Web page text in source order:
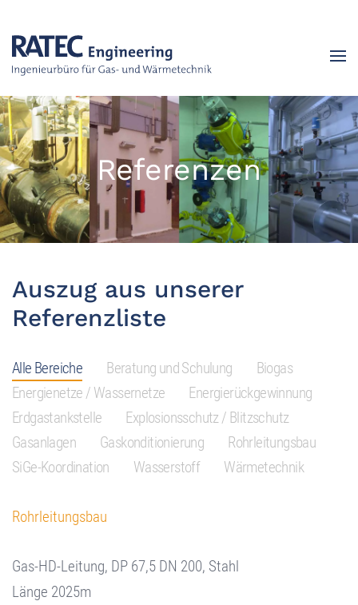
Skip to main content
Referenzen
Auszug aus unserer
Referenzliste
Alle Bereiche Beratung und Schulung
Biogas
Energienetze / Wassernetze
Energierückgewinnung
Erdgastankstelle
Explosionsschutz / Blitzschutz
Gasanlagen
Gaskonditionierung
Rohrleitungsbau
SiGe-Koordination
Wasserstoff Wärmetechnik
Rohrleitungsbau
Gas-HD-Leitung, DP 67,5 DN 200, Stahl
Länge 2025m